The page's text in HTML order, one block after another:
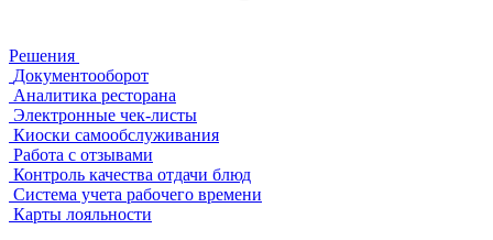
Решения
Документооборот
Аналитика ресторана
Электронные чек-листы
Киоски самообслуживания
Работа с отзывами
Контроль качества отдачи блюд
Система учета рабочего времени
Карты лояльности